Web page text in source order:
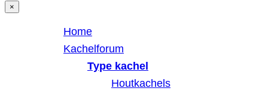
×
Home
Kachelforum
Type kachel
Houtkachels